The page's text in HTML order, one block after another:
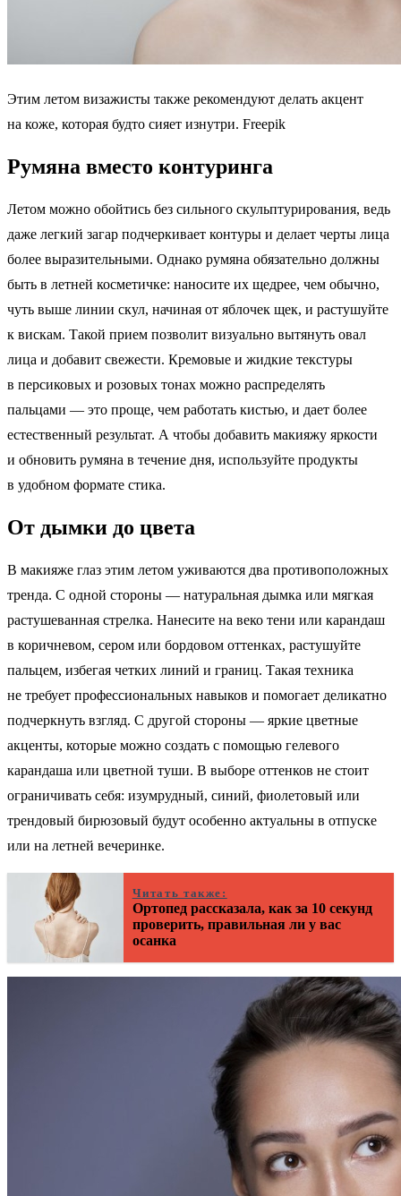
Этим летом визажисты также рекомендуют делать акцент
на коже, которая будто сияет изнутри. Freepik
Румяна вместо контуринга
Летом можно обойтись без сильного скульптурирования, ведь
даже легкий загар подчеркивает контуры и делает черты лица
более выразительными. Однако румяна обязательно должны
быть в летней косметичке: наносите их щедрее, чем обычно,
чуть выше линии скул, начиная от яблочек щек, и растушуйте
к вискам. Такой прием позволит визуально вытянуть овал
лица и добавит свежести. Кремовые и жидкие текстуры
в персиковых и розовых тонах можно распределять
пальцами — это проще, чем работать кистью, и дает более
естественный результат. А чтобы добавить макияжу яркости
и обновить румяна в течение дня, используйте продукты
в удобном формате стика.
От дымки до цвета
В макияже глаз этим летом уживаются два противоположных
тренда. С одной стороны — натуральная дымка или мягкая
растушеванная стрелка. Нанесите на веко тени или карандаш
в коричневом, сером или бордовом оттенках, растушуйте
пальцем, избегая четких линий и границ. Такая техника
не требует профессиональных навыков и помогает деликатно
подчеркнуть взгляд. С другой стороны — яркие цветные
акценты, которые можно создать с помощью гелевого
карандаша или цветной туши. В выборе оттенков не стоит
ограничивать себя: изумрудный, синий, фиолетовый или
трендовый бирюзовый будут особенно актуальны в отпуске
или на летней вечеринке.
Читать также:
Ортопед рассказала, как за 10 секунд
проверить, правильная ли у вас
осанка